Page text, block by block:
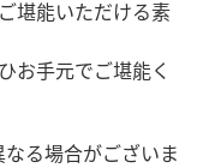
堪能いただける素
お手元でご堪能く
る場合がございま